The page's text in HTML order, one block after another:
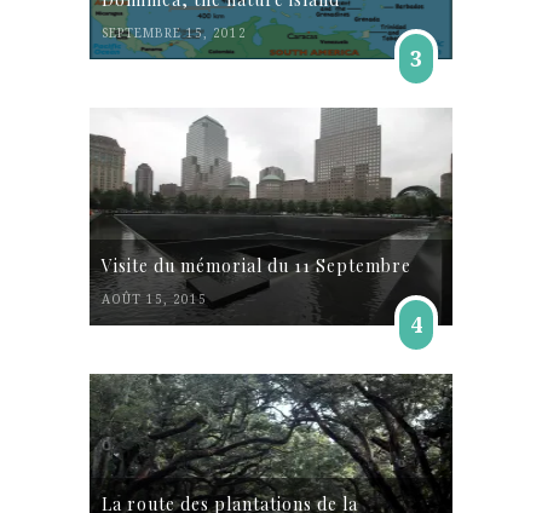
SEPTEMBRE 15, 2012
3
Visite du mémorial du 11 Septembre
AOÛT 15, 2015
4
La route des plantations de la